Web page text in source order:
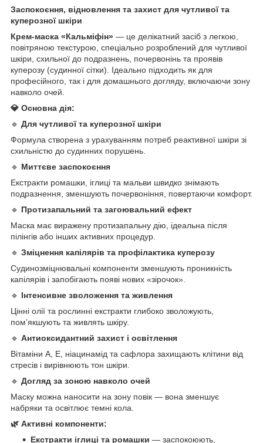
Заспокоєння, відновлення та захист для чутливої та
куперозної шкіри
Крем-маска «Кальміфін» — це делікатний засіб з легкою,
повітряною текстурою, спеціально розроблений для чутливої
шкіри, схильної до подразнень, почервонінь та проявів
куперозу (судинної сітки). Ідеально підходить як для
професійного, так і для домашнього догляду, включаючи зону
навколо очей.
💎 Основна дія:
🔹 Для чутливої та куперозної шкіри
Формула створена з урахуванням потреб реактивної шкіри зі
схильністю до судинних порушень.
🔹 Миттєве заспокоєння
Екстракти ромашки, іглиці та мальви швидко знімають
подразнення, зменшують почервоніння, повертаючи комфорт.
🔹 Протизапальний та загоювальний ефект
Маска має виражену протизапальну дію, ідеальна після
пілінгів або інших активних процедур.
🔹 Зміцнення капілярів та профілактика куперозу
Судинозміцнювальні компоненти зменшують проникність
капілярів і запобігають появі нових «зірочок».
🔹 Інтенсивне зволоження та живлення
Цінні олії та рослинні екстракти глибоко зволожують,
пом’якшують та живлять шкіру.
🔹 Антиоксидантний захист і освітлення
Вітаміни A, E, ніацинамід та сафлора захищають клітини від
стресів і вирівнюють тон шкіри.
🔹 Догляд за зоною навколо очей
Маску можна наносити на зону повік — вона зменшує
набряки та освітлює темні кола.
🌿 Активні компоненти:
Екстракти іглиці та ромашки — заспокоюють,